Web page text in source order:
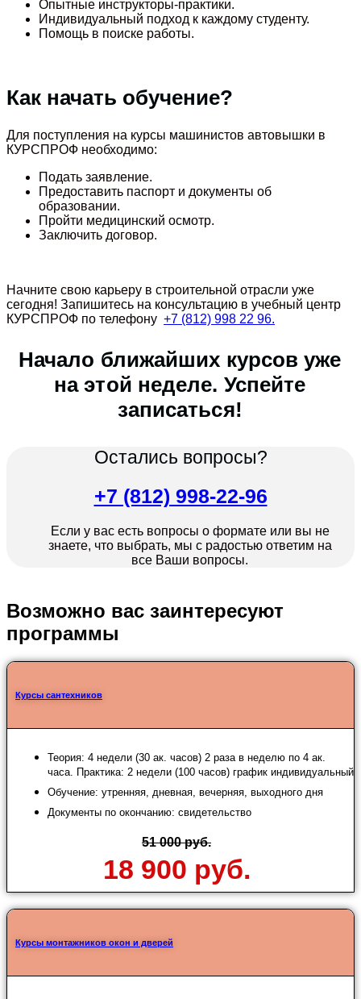
Опытные инструкторы-практики.
Индивидуальный подход к каждому студенту.
Помощь в поиске работы.
Как начать обучение?
Для поступления на курсы машинистов автовышки в
КУРСПРОФ необходимо:
Подать заявление.
Предоставить паспорт и документы об
образовании.
Пройти медицинский осмотр.
Заключить договор.
Начните свою карьеру в строительной отрасли уже
сегодня! Запишитесь на консультацию в учебный центр
КУРСПРОФ по телефону +7 (812) 998 22 96.
Начало ближайших курсов уже
на этой неделе. Успейте
записаться!
Остались вопросы?
+7 (812) 998-22-96
Если у вас есть вопросы о формате или вы не
знаете, что выбрать, мы с радостью ответим на
все Ваши вопросы.
Возможно вас заинтересуют
программы
Курсы сантехников
Теория: 4 недели (30 ак. часов) 2 раза в неделю по 4 ак.
часа. Практика: 2 недели (100 часов) график индивидуальный
Обучение: утренняя, дневная, вечерняя, выходного дня
Документы по окончанию: свидетельство
51 000 руб.
18 900 руб.
Курсы монтажников окон и дверей